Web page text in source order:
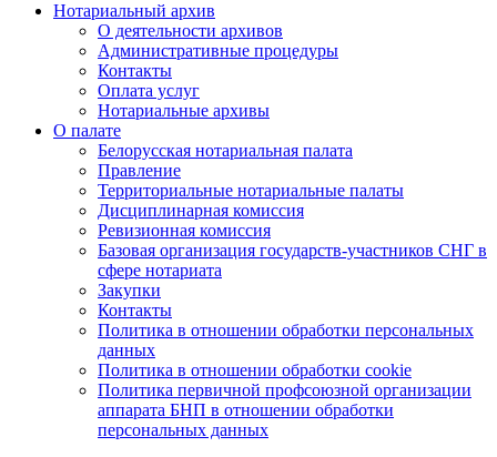
Нотариальный архив
О деятельности архивов
Административные процедуры
Контакты
Оплата услуг
Нотариальные архивы
О палате
Белорусская нотариальная палата
Правление
Территориальные нотариальные палаты
Дисциплинарная комиссия
Ревизионная комиссия
Базовая организация государств-участников СНГ в
сфере нотариата
Закупки
Контакты
Политика в отношении обработки персональных
данных
Политика в отношении обработки cookie
Политика первичной профсоюзной организации
аппарата БНП в отношении обработки
персональных данных